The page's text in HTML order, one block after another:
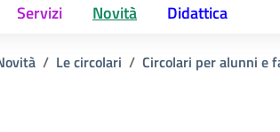
Servizi Novità Didattica
Le circolari Circolari per alunni e